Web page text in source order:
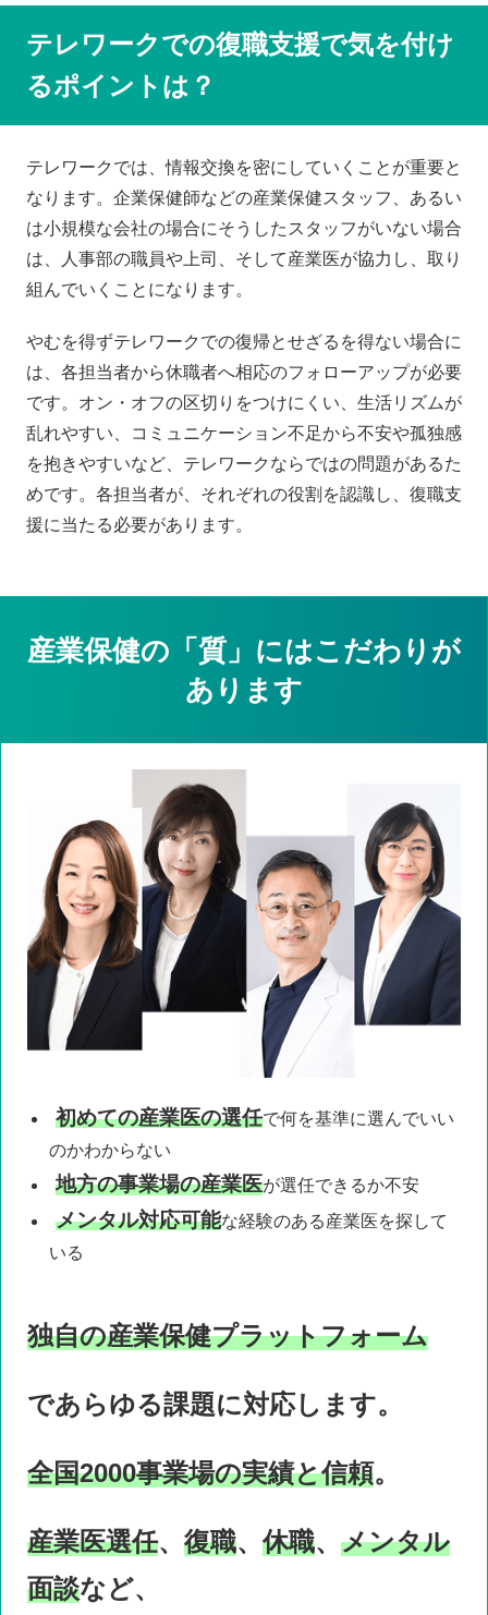
テレワークでの復職支援で気を付け
るポイントは？
テレワークでは、情報交換を密にしていくことが重要と
なります。企業保健師などの産業保健スタッフ、あるい
は小規模な会社の場合にそうしたスタッフがいない場合
は、人事部の職員や上司、そして産業医が協力し、取り
組んでいくことになります。
やむを得ずテレワークでの復帰とせざるを得ない場合に
は、各担当者から休職者へ相応のフォローアップが必要
です。オン・オフの区切りをつけにくい、生活リズムが
乱れやすい、コミュニケーション不足から不安や孤独感
を抱きやすいなど、テレワークならではの問題があるた
めです。各担当者が、それぞれの役割を認識し、復職支
援に当たる必要があります。
産業保健の「質」にはこだわりが
あります
初めての産業医の選任で何を基準に選んでいい
のかわからない
地方の事業場の産業医が選任できるか不安
メンタル対応可能な経験のある産業医を探して
いる
独自の産業保健プラットフォーム
であらゆる課題に対応します。
全国2000事業場の実績と信頼。
産業医選任、 復職、休職、 メンタル
面談など、